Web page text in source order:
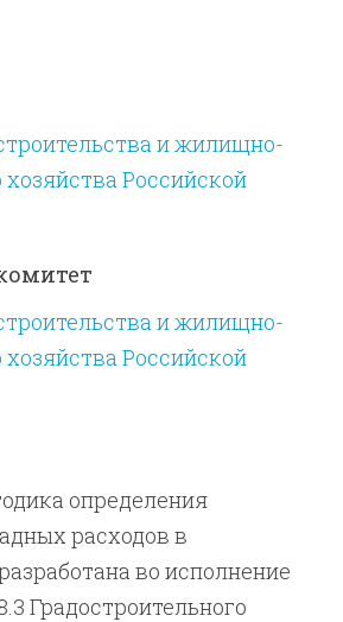
и жилищно-
Российской
и жилищно-
Российской
определения
расходов в
во исполнение
Градостроительного